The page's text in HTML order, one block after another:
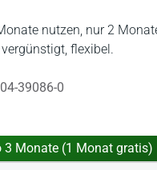
nutzen, nur 2
flexibel.
39086-0
3 Monate (1 Monat gratis)